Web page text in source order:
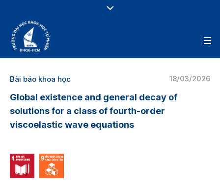
18/03/2026
Bài báo khoa học
Global existence and general decay of
solutions for a class of fourth-order
viscoelastic wave equations